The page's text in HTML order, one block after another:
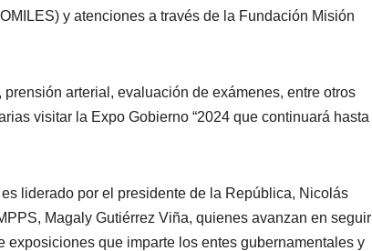
y atenciones a través de la Fundación Misión
arterial, evaluación de exámenes, entre otros
visitar la Expo Gobierno “2024 que continuará hasta
liderado por el presidente de la República, Nicolás
Magaly Gutiérrez Viña, quienes avanzan en seguir
que imparte los entes gubernamentales y